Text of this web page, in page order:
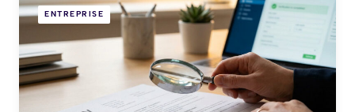
ENTREPRISE